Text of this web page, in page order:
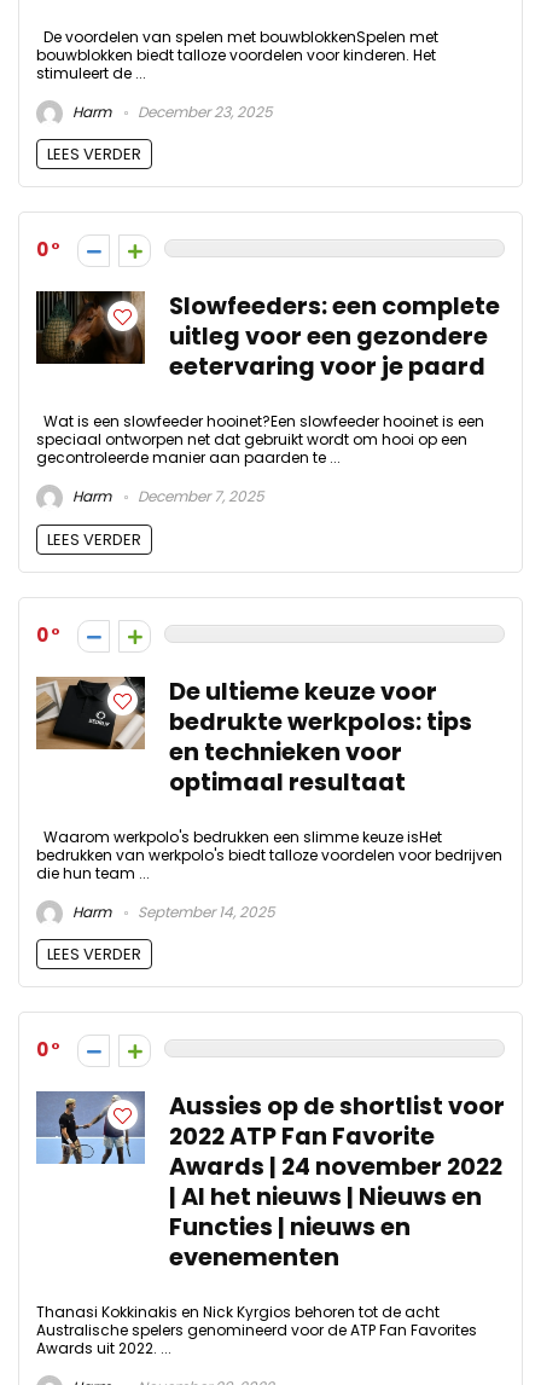
De voordelen van spelen met bouwblokkenSpelen met
bouwblokken biedt talloze voordelen voor kinderen. Het
stimuleert de ...
Harm
December 23, 2025
LEES VERDER
0
Slowfeeders: een complete
uitleg voor een gezondere
eetervaring voor je paard
Wat is een slowfeeder hooinet?Een slowfeeder hooinet is een
speciaal ontworpen net dat gebruikt wordt om hooi op een
gecontroleerde manier aan paarden te ...
Harm
December 7, 2025
LEES VERDER
0
De ultieme keuze voor
bedrukte werkpolos: tips
en technieken voor
optimaal resultaat
Waarom werkpolo's bedrukken een slimme keuze isHet
bedrukken van werkpolo's biedt talloze voordelen voor bedrijven
die hun team ...
Harm
September 14, 2025
LEES VERDER
0
Aussies op de shortlist voor
2022 ATP Fan Favorite
Awards | 24 november 2022
| Al het nieuws | Nieuws en
Functies | nieuws en
evenementen
Thanasi Kokkinakis en Nick Kyrgios behoren tot de acht
Australische spelers genomineerd voor de ATP Fan Favorites
Awards uit 2022. ...